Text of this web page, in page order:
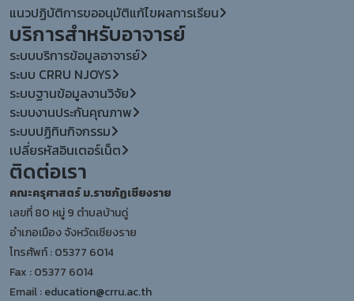
แนวปฏิบัติการขออนุมัติแก้ไขผลการเรียน
บริการสำหรับอาจารย์
ระบบบริการข้อมูลอาจารย์
ระบบ CRRU NJOYS
ระบบฐานข้อมูลงานวิจัย
ระบบงานประกันคุณภาพ
ระบบปฏิทินกิจกรรม
เปลี่ยรหัสอินเตอร์เน็ต
ติดต่อเรา
คณะครุศาสตร์ ม.ราชภัฏเชียงราย
เลขที่ 80 หมู่ 9 ตำบลบ้านดู่
อำเภอเมือง จังหวัดเชียงราย
โทรศัพท์ : 05377 6014
Fax : 05377 6014
Email :education@crru.ac.th